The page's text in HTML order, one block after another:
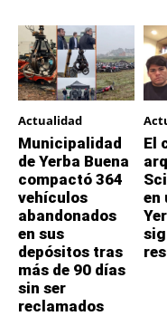
Actualidad
Municipalidad
de Yerba Buena
compactó 364
vehículos
abandonados
en sus
depósitos tras
más de 90 días
sin ser
reclamados
El
en